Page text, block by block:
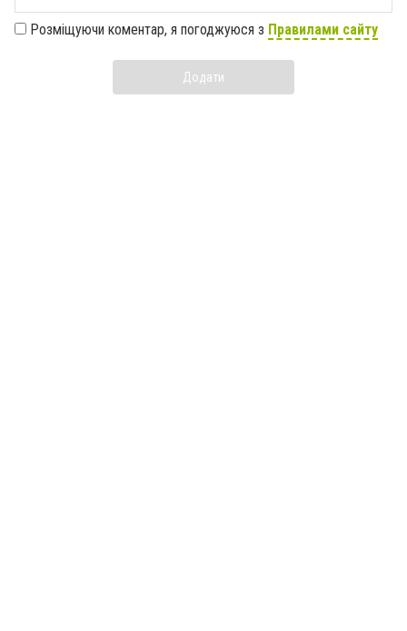
Розміщуючи коментар, я погоджуюся з Правилами сайту
Додати